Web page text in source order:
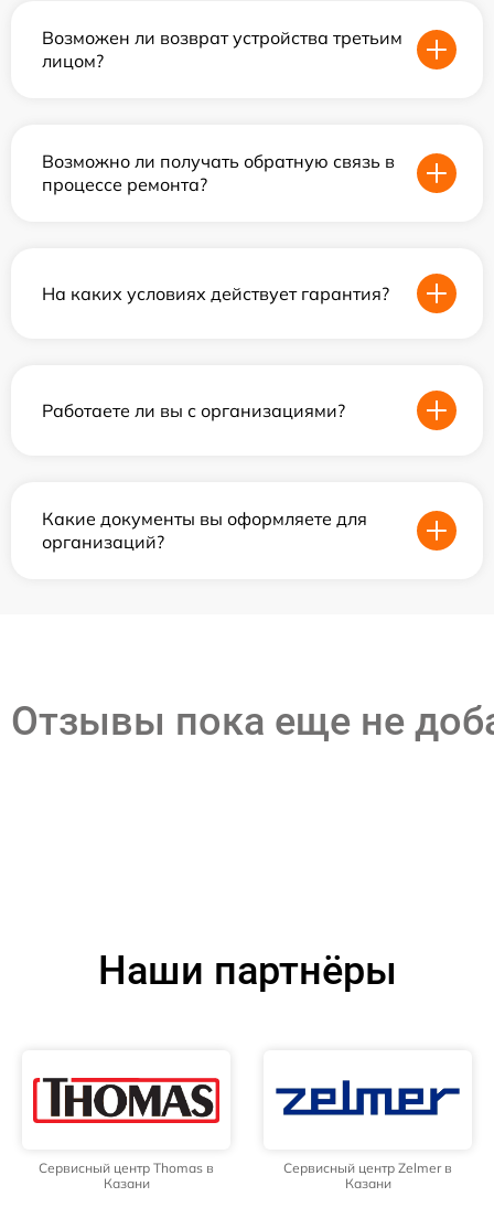
Возможен ли возврат устройства третьим
лицом?
Возможно ли получать обратную связь в
процессе ремонта?
На каких условиях действует гарантия?
Работаете ли вы с организациями?
Какие документы вы оформляете для
организаций?
Отзывы пока еще не
Наши партнёры
Сервисный центр Thomas в
Казани
Сервисный центр Zelmer в
Казани